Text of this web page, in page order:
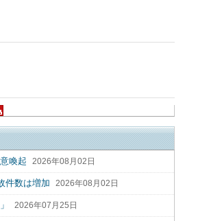
喚起 2026年08月02日
件数は増加 2026年08月02日
2026年07月25日